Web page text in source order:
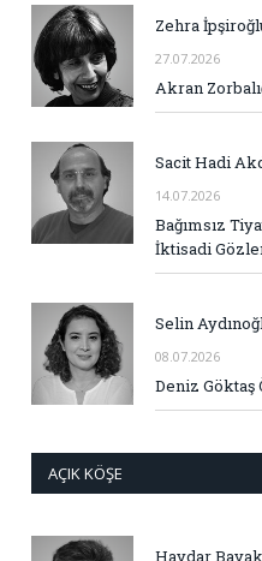
Zehra
27.07.2026
Akran
Sacit Hadi
14.07.2026
Bağımsız
İktisadi
Selin
08.07.2026
Deniz Göktaş
AÇIK KÖŞE
Haydar Bayak